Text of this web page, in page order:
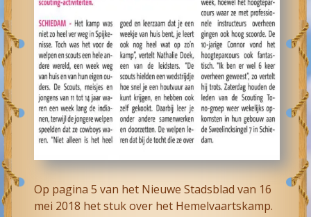
Op pagina 5 van het Nieuwe Stadsblad van 16
mei 2018 het stuk over het Hemelvaartskamp.